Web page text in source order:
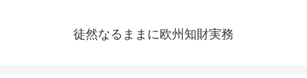
徒然なるままに欧州知財実務